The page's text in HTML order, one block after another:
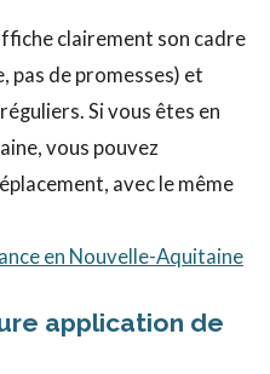
clairement son cadre
de promesses) et
Si vous êtes en
vous pouvez
avec le même
en Nouvelle-Aquitaine
application de